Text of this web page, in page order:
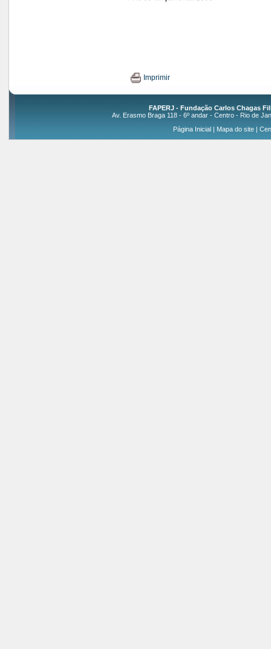
Imprimir
FAPERJ - Fundação Carlos Chagas
Av. Erasmo Braga 118 - 6º andar - Centro - Rio de
Página Inicial| Mapa do site|